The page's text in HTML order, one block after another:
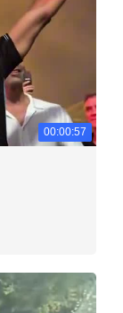
00:00:57